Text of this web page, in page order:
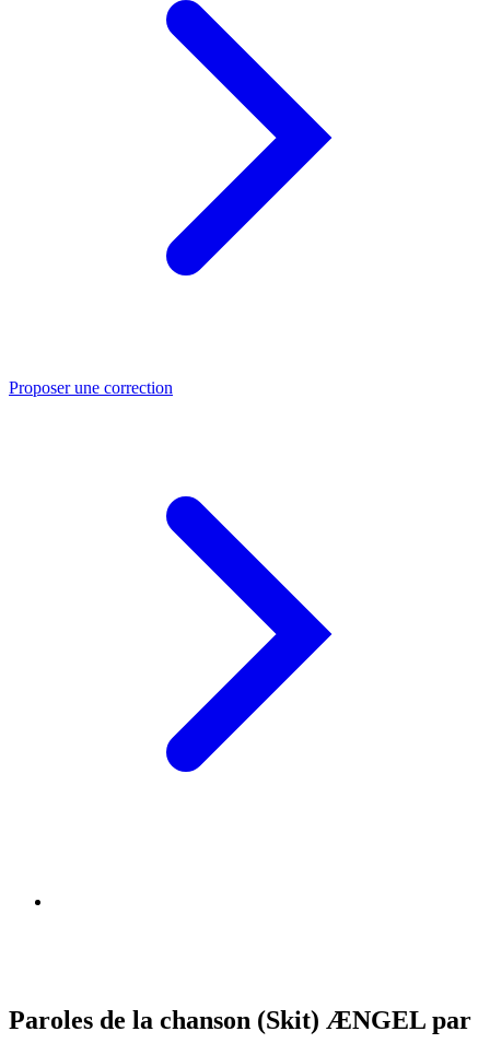
Proposer une correction
Paroles de la chanson (Skit) ÆNGEL par